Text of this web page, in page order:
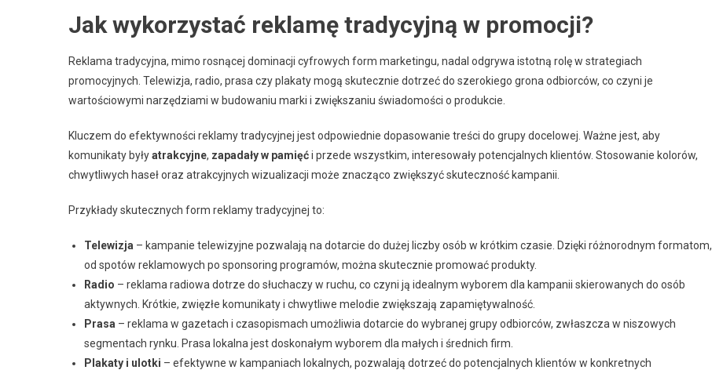
Jak wykorzystać reklamę tradycyjną w promocji?
Reklama tradycyjna, mimo rosnącej dominacji cyfrowych form marketingu, nadal odgrywa istotną rolę w strategiach
promocyjnych. Telewizja, radio, prasa czy plakaty mogą skutecznie dotrzeć do szerokiego grona odbiorców, co czyni je
wartościowymi narzędziami w budowaniu marki i zwiększaniu świadomości o produkcie.
Kluczem do efektywności reklamy tradycyjnej jest odpowiednie dopasowanie treści do grupy docelowej. Ważne jest, aby
komunikaty byłyatrakcyjne, zapadały w pamięći przede wszystkim, interesowały potencjalnych klientów. Stosowanie kolorów,
chwytliwych haseł oraz atrakcyjnych wizualizacji może znacząco zwiększyć skuteczność kampanii.
Przykłady skutecznych form reklamy tradycyjnej to:
Telewizja – kampanie telewizyjne pozwalają na dotarcie do dużej liczby osób w krótkim czasie. Dzięki różnorodnym formatom,
od spotów reklamowych po sponsoring programów, można skutecznie promować produkty.
Radio – reklama radiowa dotrze do słuchaczy w ruchu, co czyni ją idealnym wyborem dla kampanii skierowanych do osób
aktywnych. Krótkie, zwięzłe komunikaty i chwytliwe melodie zwiększają zapamiętywalność.
Prasa – reklama w gazetach i czasopismach umożliwia dotarcie do wybranej grupy odbiorców, zwłaszcza w niszowych
segmentach rynku. Prasa lokalna jest doskonałym wyborem dla małych i średnich firm.
Plakaty i ulotki – efektywne w kampaniach lokalnych, pozwalają dotrzeć do potencjalnych klientów w konkretnych